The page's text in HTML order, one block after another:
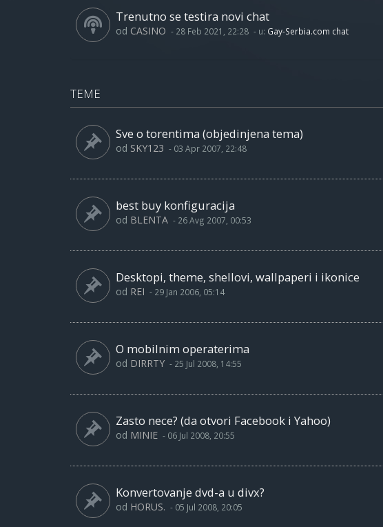
Trenutno se testira novi chat
od CASINO - 28 Feb 2021, 22:28 - u: Gay-Serbia.com chat
TEME
Sve o torentima (objedinjena tema)
od SKY123 - 03 Apr 2007, 22:48
best buy konfiguracija
od BLENTA - 26 Avg 2007, 00:53
Desktopi, theme, shellovi, wallpaperi i ikonice
od REI - 29 Jan 2006, 05:14
O mobilnim operaterima
od DIRRTY - 25 Jul 2008, 14:55
Zasto nece? (da otvori Facebook i Yahoo)
od MINIE - 06 Jul 2008, 20:55
Konvertovanje dvd-a u divx?
od HORUS. - 05 Jul 2008, 20:05